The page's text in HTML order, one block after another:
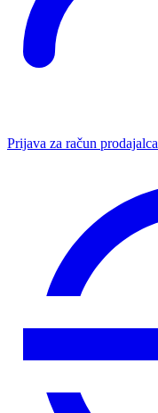
Prijava za račun prodajalca